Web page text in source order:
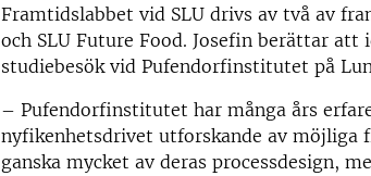
Framtidslabbet vid SLU drivs av två av
och SLU Future Food. Josefin berättar
studiebesök vid Pufendorfinstitutet på
– Pufendorfinstitutet har många års
nyfikenhetsdrivet utforskande av möjliga
ganska mycket av deras processdesign,